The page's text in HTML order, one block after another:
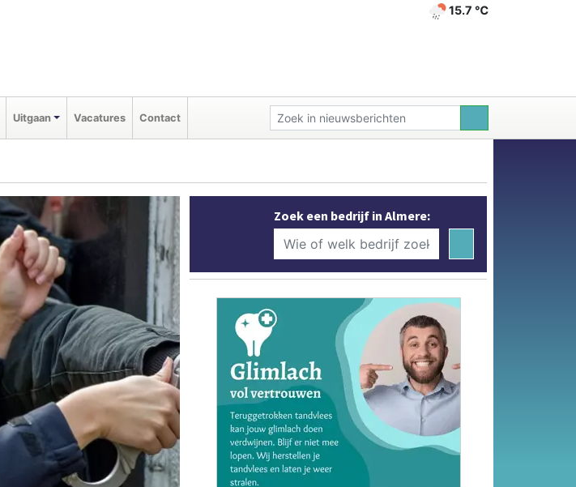
15.7 ℃
Uitgaan Vacatures Contact
Zoek een bedrijf in Almere: